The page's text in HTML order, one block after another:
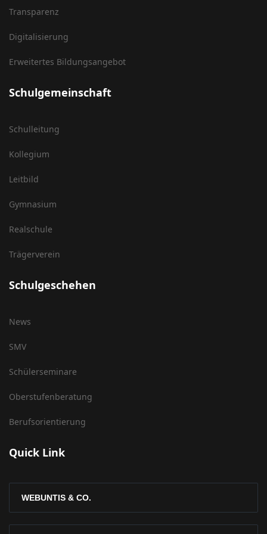
Transparenz
Digitalisierung
Erweitertes Bildungsangebot
Schulgemeinschaft
Schulleitung
Kollegium
Leitbild
Gymnasium
Realschule
Trägerverein
Schulgeschehen
News
SMV
Schülerseminare
Oberstufenberatung
Berufsorientierung
Quick Link
WEBUNTIS & CO.